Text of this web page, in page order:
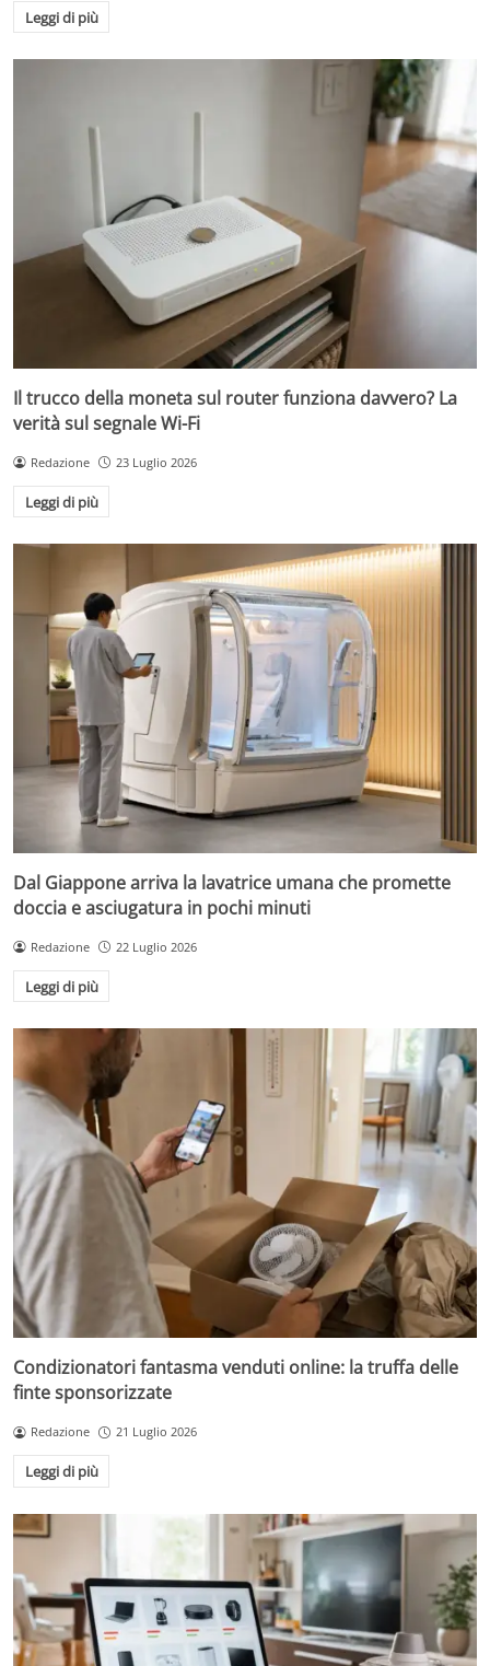
Leggi di più
Il trucco della moneta sul router funziona davvero? La
verità sul segnale Wi-Fi
Redazione 23 Luglio 2026
Leggi di più
Dal Giappone arriva la lavatrice umana che promette
doccia e asciugatura in pochi minuti
Redazione 22 Luglio 2026
Leggi di più
Condizionatori fantasma venduti online: la truffa delle
finte sponsorizzate
Redazione 21 Luglio 2026
Leggi di più